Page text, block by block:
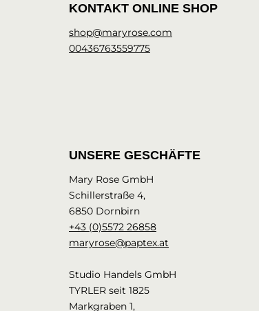
KONTAKT ONLINE SHOP
shop@maryrose.com
00436763559775
UNSERE GESCHÄFTE
Mary Rose GmbH
Schillerstraße 4,
6850 Dornbirn
+43 (0)5572 26858
maryrose@paptex.at
Studio Handels GmbH
TYRLER seit 1825
Markgraben 1,